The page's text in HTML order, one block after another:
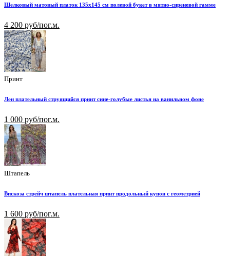
Шелковый матовый платок 135х145 см полевой букет в мятно-сиреневой гамме
4 200 руб/пог.м.
Принт
Лен плательный струящийся принт сине-голубые листья на ванильном фоне
1 000 руб/пог.м.
Штапель
Вискоза стрейч штапель плательная принт продольный купон с геометрией
1 600 руб/пог.м.